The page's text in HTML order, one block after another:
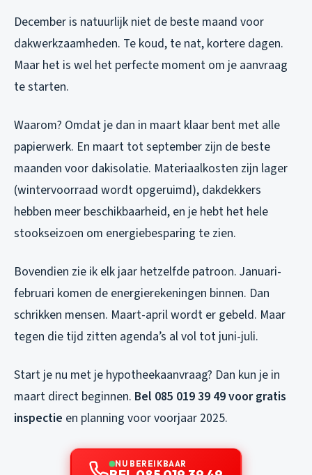
December is natuurlijk niet de beste maand voor
dakwerkzaamheden. Te koud, te nat, kortere dagen.
Maar het is wel het perfecte moment om je aanvraag
te starten.
Waarom? Omdat je dan in maart klaar bent met alle
papierwerk. En maart tot september zijn de beste
maanden voor dakisolatie. Materiaalkosten zijn lager
(wintervoorraad wordt opgeruimd), dakdekkers
hebben meer beschikbaarheid, en je hebt het hele
stookseizoen om energiebesparing te zien.
Bovendien zie ik elk jaar hetzelfde patroon. Januari-
februari komen de energierekeningen binnen. Dan
schrikken mensen. Maart-april wordt er gebeld. Maar
tegen die tijd zitten agenda’s al vol tot juni-juli.
Start je nu met je hypotheekaanvraag? Dan kun je in
maart direct beginnen. Bel 085 019 39 49 voor gratis
inspectie en planning voor voorjaar 2025.
NU BEREIKBAAR